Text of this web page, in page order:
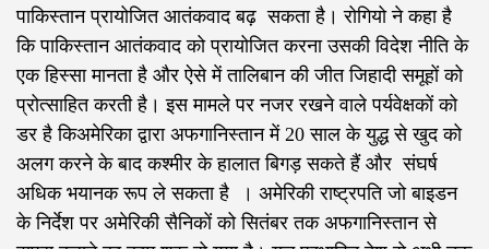
पाकिस्तान प्रायोजित आतंकवाद बढ़ सकता है। रोगियो ने कहा है
कि पाकिस्तान आतंकवाद को प्रायोजित करना उसकी विदेश नीति के
एक हिस्सा मानता है और ऐसे में तालिबान की जीत जिहादी समूहों को
प्रोत्साहित करती है।इस मामले पर नजर रखने वाले पर्यवेक्षकों को
डर है किअमेरिका द्वारा अफगानिस्तान में 20 साल के युद्ध से खुद को
अलग करने के बाद कश्मीर के हालात बिगड़ सकते हैं और संघर्ष
अधिक भयानक रूप ले सकता है । अमेरिकी राष्ट्रपति जो बाइडन
के निर्देश पर अमेरिकी सैनिकों को सितंबर तक अफगानिस्तान से